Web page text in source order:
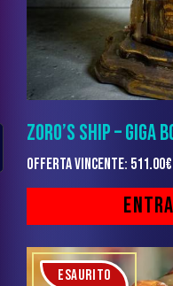
ZORO’S SHIP – GIGA
Offerta vincente: 511.00€
ESAURITO